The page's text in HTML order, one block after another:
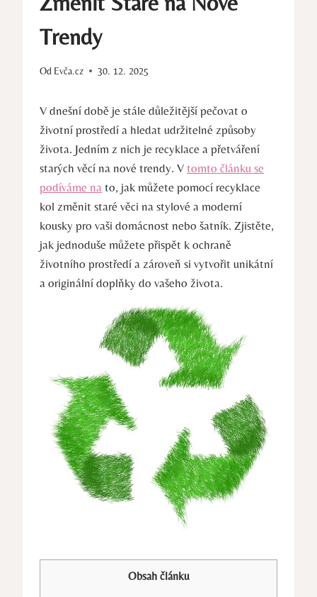
Trendy
Od Evča.cz 30. 12. 2025
V dnešní době je stále důležitější pečovat o
životní prostředí a hledat udržitelné způsoby
života. Jedním z nich je recyklace a přetváření
starých věcí na nové trendy. V tomto článku se
podíváme na to, jak můžete pomocí recyklace
kol změnit staré věci na stylové a moderní
kousky pro vaši domácnost nebo šatník. Zjistěte,
jak jednoduše můžete přispět k ochraně
životního prostředí a zároveň si vytvořit unikátní
a originální doplňky do vašeho života.
Obsah článku